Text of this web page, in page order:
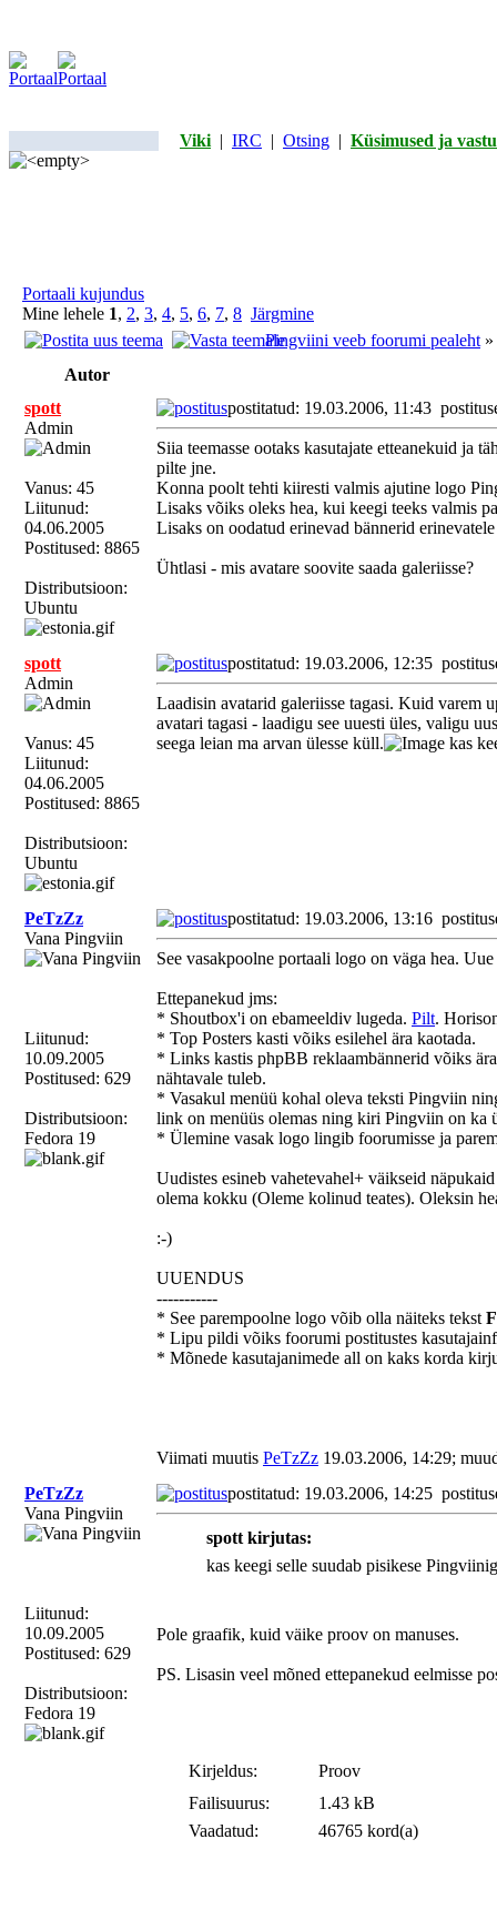
Viki | IRC | Otsing | Küsimused ja
Portaali kujundus
Mine lehele 1, 2, 3, 4, 5, 6, 7, 8 Järgmine
Pingviini veeb foorumi pealeht »
Autor
spott
Admin
Vanus: 45
Liitunud:
04.06.2005
Postitused: 8865
Distributsioon:
Ubuntu
postitatud: 19.03.2006, 11:43
Siia teemasse ootaks kasutajate etteanekuid ja
pilte jne.
Konna poolt tehti kiiresti valmis ajutine logo
Lisaks võiks oleks hea, kui keegi teeks valmis
Lisaks on oodatud erinevad bännerid
Ühtlasi - mis avatare soovite saada galeriisse?
spott
Admin
Vanus: 45
Liitunud:
04.06.2005
Postitused: 8865
Distributsioon:
Ubuntu
postitatud: 19.03.2006, 12:35
Laadisin avatarid galeriisse tagasi. Kuid varem
avatari tagasi - laadigu see uuesti üles, valigu
seega leian ma arvan ülesse küll.
kas
PeTzZz
Vana Pingviin
Liitunud:
10.09.2005
Postitused: 629
Distributsioon:
Fedora 19
postitatud: 19.03.2006, 13:16
See vasakpoolne portaali logo on väga hea.
Ettepanekud jms:
* Shoutbox'i on ebameeldiv lugeda. Pilt.
* Top Posters kasti võiks esilehel ära kaotada.
* Links kastis phpBB reklaambännerid võiks
nähtavale tuleb.
* Vasakul menüü kohal oleva teksti Pingviin
link on menüüs olemas ning kiri Pingviin on ka
* Ülemine vasak logo lingib foorumisse ja
Uudistes esineb vahetevahel+ väikseid
olema kokku (Oleme kolinud teates). Oleksin
:-)
UUENDUS
-----------
* See parempoolne logo võib olla näiteks tekst
* Lipu pildi võiks foorumi postitustes
* Mõnede kasutajanimede all on kaks korda
Viimati muutis PeTzZz 19.03.2006, 14:29;
PeTzZz
Vana Pingviin
Liitunud:
10.09.2005
Postitused: 629
Distributsioon:
Fedora 19
postitatud: 19.03.2006, 14:25
spott kirjutas:
kas keegi selle suudab pisikese
Pole graafik, kuid väike proov on manuses.
PS. Lisasin veel mõned ettepanekud eelmisse
Kirjeldus:
Proov
Failisuurus:
1.43 kB
Vaadatud:
46765 kord(a)